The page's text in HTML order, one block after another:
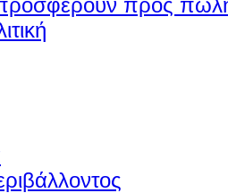
προς